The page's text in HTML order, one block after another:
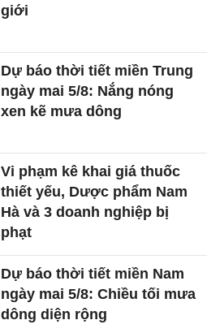
giới
Dự báo thời tiết miền Trung
ngày mai 5/8: Nắng nóng
xen kẽ mưa dông
Vi phạm kê khai giá thuốc
thiết yếu, Dược phẩm Nam
Hà và 3 doanh nghiệp bị
phạt
Dự báo thời tiết miền Nam
ngày mai 5/8: Chiều tối mưa
dông diện rộng